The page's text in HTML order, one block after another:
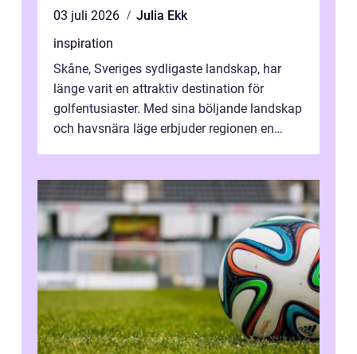
03 juli 2026
Julia Ekk
inspiration
Skåne, Sveriges sydligaste landskap, har
länge varit en attraktiv destination för
golfentusiaster. Med sina böljande landskap
och havsnära läge erbjuder regionen en